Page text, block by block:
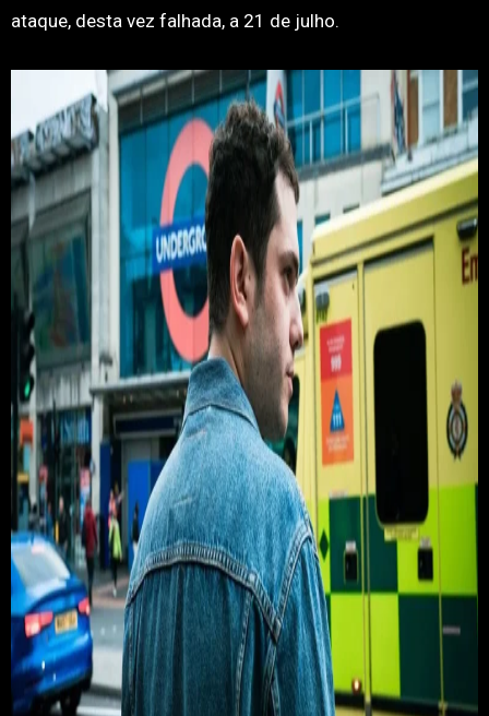
ataque, desta vez falhada, a 21 de julho.